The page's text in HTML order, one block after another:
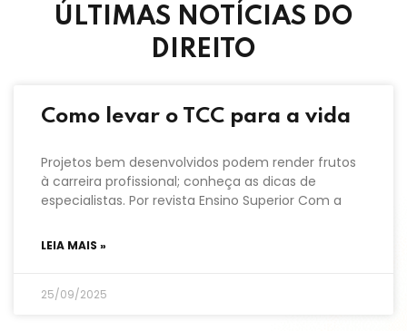
ÚLTIMAS NOTÍCIAS DO
DIREITO
Como levar o TCC para a vida
Projetos bem desenvolvidos podem render frutos
à carreira profissional; conheça as dicas de
especialistas. Por revista Ensino Superior Com a
LEIA MAIS »
25/09/2025